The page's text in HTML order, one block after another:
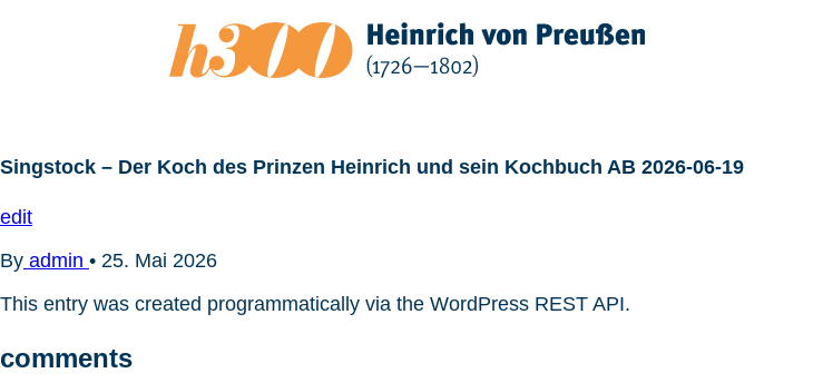
Singstock – Der Koch des Prinzen Heinrich und sein Kochbuch AB 2026-06-19
edit
By admin • 25. Mai 2026
This entry was created programmatically via the WordPress REST API.
comments